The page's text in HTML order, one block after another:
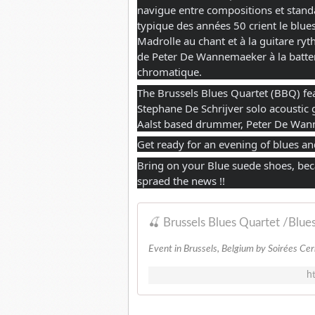
navigue entre compositions et
typique des années 50 crient le
Madrolle au chant et à la guitare
de Peter De Wannemaeker à la
chromatique.
The Brussels Blues Quartet (BBQ)
Stephane De Schrijver solo
Aalst based drummer, Peter De
Get ready for an evening of blues
Bring on your Blue suede shoes,
spraed the news !!
🍒 Brussels Blues Quartet /
Event in Brussels, Belgium by Soirées